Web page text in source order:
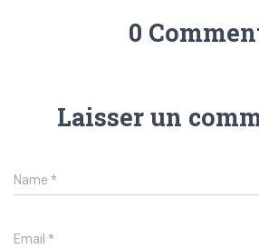
0
Laisser un
Name *
Email *